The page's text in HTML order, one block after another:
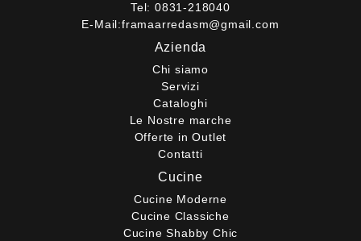
Tel: 0831-218040
E-Mail:framaarredasm@gmail.com
Azienda
Chi siamo
Servizi
Cataloghi
Le Nostre marche
Offerte in Outlet
Contatti
Cucine
Cucine Moderne
Cucine Classiche
Cucine Shabby Chic